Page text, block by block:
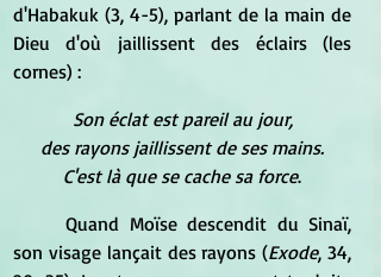
d'Habakuk (3, 4-5), parlant de la main de
Dieu d'où jaillissent des éclairs (les
cornes) :
Son éclat est pareil au jour,
des rayons jaillissent de ses mains.
C'est là que se cache sa force.
	Quand Moïse descendit du Sinaï,
son visage lançait des rayons (Exode, 34,